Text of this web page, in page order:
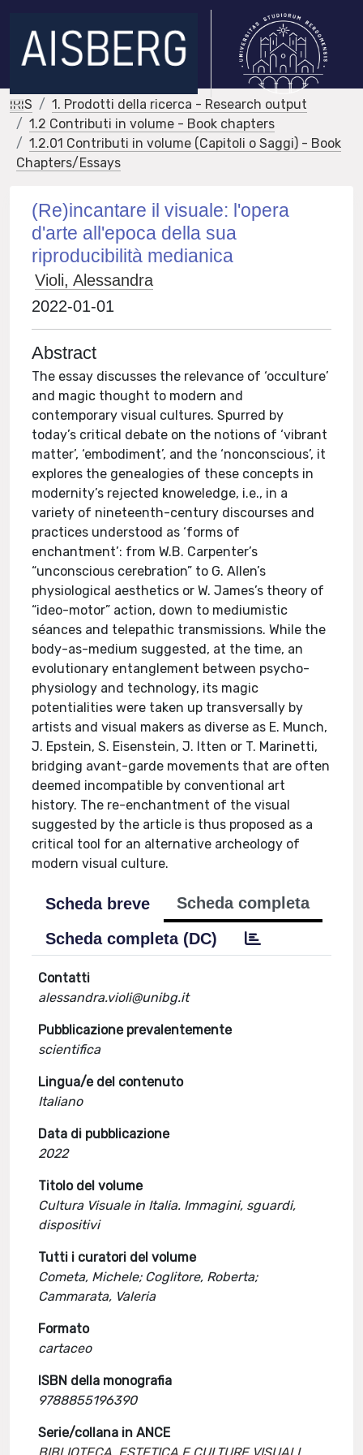
IRIS
1. Prodotti della ricerca - Research output
1.2 Contributi in volume - Book chapters
1.2.01 Contributi in volume (Capitoli o Saggi) - Book
Chapters/Essays
(Re)incantare il visuale: l'opera
d'arte all'epoca della sua
riproducibilità medianica
Violi, Alessandra
2022-01-01
Abstract
The essay discusses the relevance of ‘occulture’
and magic thought to modern and
contemporary visual cultures. Spurred by
today’s critical debate on the notions of ‘vibrant
matter’, ‘embodiment’, and the ‘nonconscious’, it
explores the genealogies of these concepts in
modernity’s rejected knoweledge, i.e., in a
variety of nineteenth-century discourses and
practices understood as ‘forms of
enchantment’: from W.B. Carpenter’s
“unconscious cerebration” to G. Allen’s
physiological aesthetics or W. James’s theory of
“ideo-motor” action, down to mediumistic
séances and telepathic transmissions. While the
body-as-medium suggested, at the time, an
evolutionary entanglement between psycho-
physiology and technology, its magic
potentialities were taken up transversally by
artists and visual makers as diverse as E. Munch,
J. Epstein, S. Eisenstein, J. Itten or T. Marinetti,
bridging avant-garde movements that are often
deemed incompatible by conventional art
history. The re-enchantment of the visual
suggested by the article is thus proposed as a
critical tool for an alternative archeology of
modern visual culture.
Scheda breve
Scheda completa
Scheda completa (DC)
Contatti
alessandra.violi@unibg.it
Pubblicazione prevalentemente
scientifica
Lingua/e del contenuto
Italiano
Data di pubblicazione
2022
Titolo del volume
Cultura Visuale in Italia. Immagini, sguardi,
dispositivi
Tutti i curatori del volume
Cometa, Michele; Coglitore, Roberta;
Cammarata, Valeria
Formato
cartaceo
ISBN della monografia
9788855196390
Serie/collana in ANCE